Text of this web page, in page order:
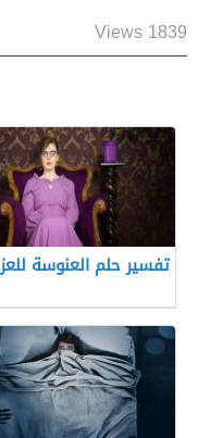
1839 Views
تفسير حلم العنوسة